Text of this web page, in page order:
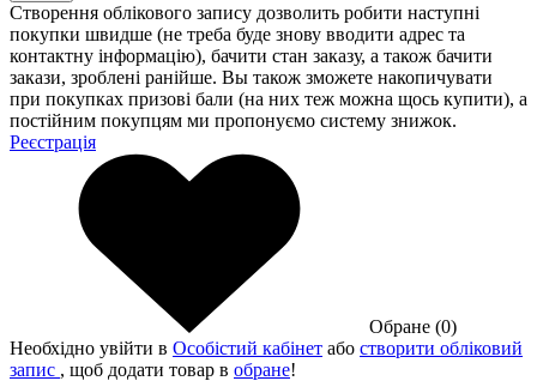
Створення облікового запису дозволить робити наступні
покупки швидше (не треба буде знову вводити адрес та
контактну інформацію), бачити стан заказу, а також бачити
закази, зроблені ранійше. Вы також зможете накопичувати
при покупках призові бали (на них теж можна щось купити), а
постійним покупцям ми пропонуємо систему знижок.
Реєстрація
Обране (0)
Необхідно увійти в Особістий кабінет або створити обліковий
запис , щоб додати товар в обране!